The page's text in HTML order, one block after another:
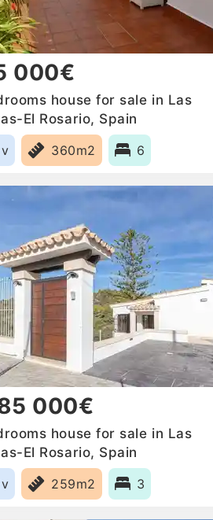
000€
house for sale in Las
El Rosario, Spain
360m2 6
000€
house for sale in Las
El Rosario, Spain
259m2 3